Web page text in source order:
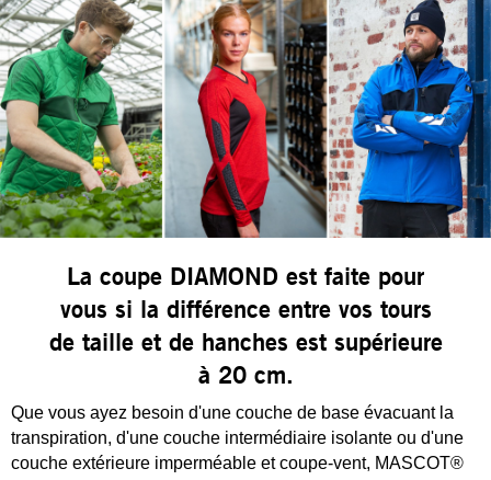
La coupe DIAMOND est faite pour
vous si la différence entre vos tours
de taille et de hanches est supérieure
à 20 cm.
Que vous ayez besoin d'une couche de base évacuant la
transpiration, d'une couche intermédiaire isolante ou d'une
couche extérieure imperméable et coupe-vent, MASCOT®